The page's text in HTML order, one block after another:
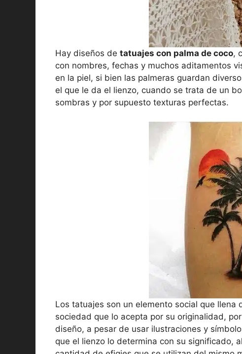
Hay diseños de tatuajes con palma de coco,
con nombres, fechas y muchos aditamentos
en la piel, si bien las palmeras guardan
el que le da el lienzo, cuando se trata de un
sombras y por supuesto texturas perfectas.
Los tatuajes son un elemento social que
sociedad que lo acepta por su originalidad,
diseño, a pesar de usar ilustraciones y
que el lienzo lo determina con su significado,